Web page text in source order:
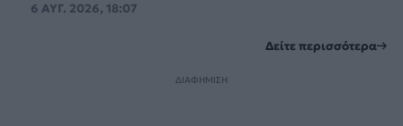
6 ΑΥΓ. 2026, 18:07
Δείτε περισσότερα
ΔΙΑΦΗΜΙΣΗ